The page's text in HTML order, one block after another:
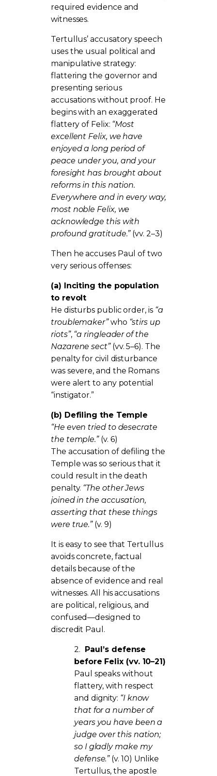
required evidence and
witnesses.
Tertullus’ accusatory speech
uses the usual political and
manipulative strategy:
flattering the governor and
presenting serious
accusations without proof. He
begins with an exaggerated
flattery of Felix: “Most
excellent Felix, we have
enjoyed a long period of
peace under you, and your
foresight has brought about
reforms in this nation.
Everywhere and in every way,
most noble Felix, we
acknowledge this with
profound gratitude.”(vv. 2–3)
Then he accuses Paul of two
very serious offenses:
(a) Inciting the population
to revolt
He disturbs public order, is “a
troublemaker”who “stirs up
riots”, “a ringleader of the
Nazarene sect”(vv. 5–6). The
penalty for civil disturbance
was severe, and the Romans
were alert to any potential
“instigator.”
(b) Defiling the Temple
“He even tried to desecrate
the temple.”(v. 6)
The accusation of defiling the
Temple was so serious that it
could result in the death
penalty. “The other Jews
joined in the accusation,
asserting that these things
were true.”(v. 9)
It is easy to see that Tertullus
avoids concrete, factual
details because of the
absence of evidence and real
witnesses. All his accusations
are political, religious, and
confused—designed to
discredit Paul.
2. Paul’s defense
before Felix (vv. 10–21)
Paul speaks without
flattery, with respect
and dignity: “I know
that for a number of
years you have been a
judge over this nation;
so I gladly make my
defense.”(v. 10) Unlike
Tertullus, the apostle